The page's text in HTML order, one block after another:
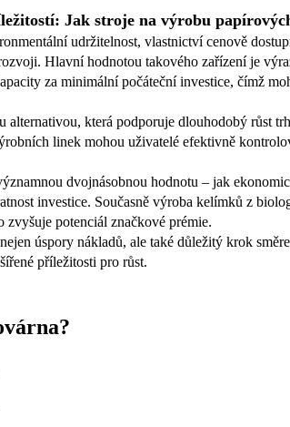
Jak stroje na výrobu
udržitelnost, vlastnictví cenově
Hlavní hodnotou takového zařízení je
za minimální počáteční investice, čímž
která podporuje dlouhodobý růst
linek mohou uživatelé efektivně
dvojnásobnou hodnotu – jak
investice. Současně výroba kelímků z
zvyšuje potenciál značkové prémie.
úspory nákladů, ale také důležitý krok
příležitosti pro růst.